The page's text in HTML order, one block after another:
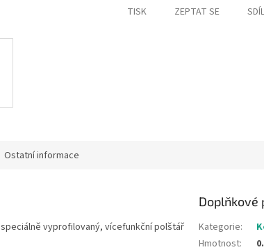
TISK ZEPTAT SE
Ostatní informace
vyprofilovaný, vícefunkční polštář
Doplňkové
Kategorie:
Hmotnost: